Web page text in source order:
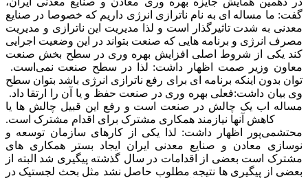
گفت: ما مساله ای به نام ناترازی انرژی داریم که خصوصا در صنایع
معدنی به شدت تاثیرگذار است و لذا مدیریت این ناترازی و مدیریت
مصرف انرژی و برنامه هایی که صنعت بتواند در این وضعیت اجرایی
کند یکی از شروط اصلی افزایش بهره وری در سطح بخش صنعت
است. معاون وزیر صمت اظهار داشت: لذا در سطح صنعت نمی
توان بدون اینکه برنامه ای برای رفع ناترازی انرژی باشد بتوان سطح
فعلی بهره وری در صنعت حفظ و یا آن را ارتقا داد.وی بیان داشت:
مساله اب یک‌ چالش در صنعت است و رفع این قبیل چالش ها یا
کاهش آنها نیازمند همکاری مشترک برای اقدام‌ مشترک است.
محتشمی‌پور اظهار داشت: لذا یکی از کارهای سازمان توسعه و
نوسازی معادن و صنایع معدنی ایران ایجاد بستر همکاری های
مشترک است بعضی از اقدامات در سال گذشته پیگیری شد البته از
بعضی از پیگیری ها نتیجه مطلوب حاصل نشد مثل بحث‌ لجستیک در